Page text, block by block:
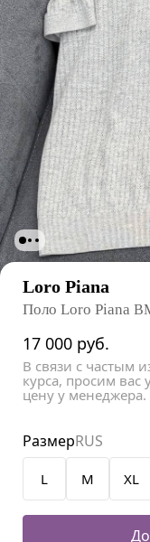
Loro Piana
Поло Loro Piana
17 000 руб.
В связи с частым
курса, просим
цену у менеджера.
L M XL
РазмерRUS